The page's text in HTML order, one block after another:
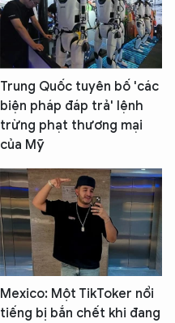
Trung Quốc tuyên bố 'các
biện pháp đáp trả' lệnh
trừng phạt thương mại
của Mỹ
Mexico: Một TikToker nổi
tiếng bị bắn chết khi đang